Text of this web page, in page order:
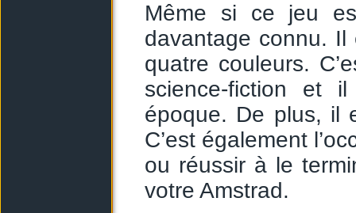
Même si ce jeu
davantage connu. Il
quatre couleurs.
science-fiction et
époque. De plus, il
C’est également
ou réussir à le
votre Amstrad.